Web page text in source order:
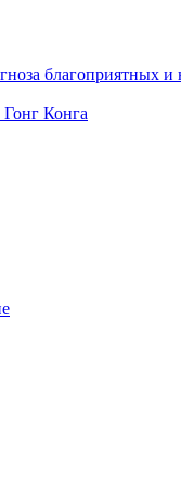
благоприятных и
Конга